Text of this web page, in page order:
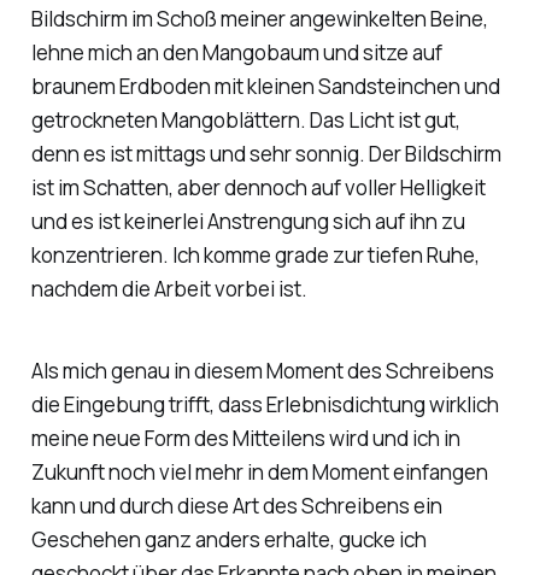
Bildschirm im Schoß meiner angewinkelten Beine,
lehne mich an den Mangobaum und sitze auf
braunem Erdboden mit kleinen Sandsteinchen und
getrockneten Mangoblättern. Das Licht ist gut,
denn es ist mittags und sehr sonnig. Der Bildschirm
ist im Schatten, aber dennoch auf voller Helligkeit
und es ist keinerlei Anstrengung sich auf ihn zu
konzentrieren. Ich komme grade zur tiefen Ruhe,
nachdem die Arbeit vorbei ist.
Als mich genau in diesem Moment des Schreibens
die Eingebung trifft, dass Erlebnisdichtung wirklich
meine neue Form des Mitteilens wird und ich in
Zukunft noch viel mehr in dem Moment einfangen
kann und durch diese Art des Schreibens ein
Geschehen ganz anders erhalte, gucke ich